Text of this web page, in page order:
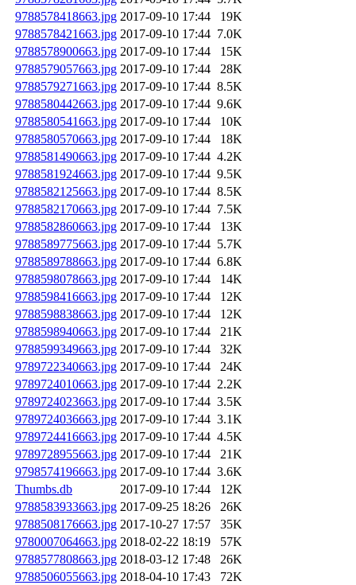
9788578418663.jpg 2017-09-10 17:44
19K
9788578421663.jpg 2017-09-10 17:44 7.0K
9788578900663.jpg 2017-09-10 17:44
15K
9788579057663.jpg 2017-09-10 17:44
28K
9788579271663.jpg 2017-09-10 17:44 8.5K
9788580442663.jpg 2017-09-10 17:44 9.6K
9788580541663.jpg 2017-09-10 17:44
10K
9788580570663.jpg 2017-09-10 17:44
18K
9788581490663.jpg 2017-09-10 17:44 4.2K
9788581924663.jpg 2017-09-10 17:44 9.5K
9788582125663.jpg 2017-09-10 17:44 8.5K
9788582170663.jpg 2017-09-10 17:44 7.5K
9788582860663.jpg 2017-09-10 17:44
13K
9788589775663.jpg 2017-09-10 17:44 5.7K
9788589788663.jpg 2017-09-10 17:44 6.8K
9788598078663.jpg 2017-09-10 17:44
14K
9788598416663.jpg 2017-09-10 17:44
12K
9788598838663.jpg 2017-09-10 17:44
12K
9788598940663.jpg 2017-09-10 17:44
21K
9788599349663.jpg 2017-09-10 17:44
32K
9789722340663.jpg 2017-09-10 17:44
24K
9789724010663.jpg 2017-09-10 17:44 2.2K
9789724023663.jpg 2017-09-10 17:44 3.5K
9789724036663.jpg 2017-09-10 17:44 3.1K
9789724416663.jpg 2017-09-10 17:44 4.5K
9789728955663.jpg 2017-09-10 17:44
21K
9798574196663.jpg 2017-09-10 17:44 3.6K
Thumbs.db
2017-09-10 17:44
12K
9788583933663.jpg 2017-09-25 18:26
26K
9788508176663.jpg 2017-10-27 17:57
35K
9780007064663.jpg 2018-02-22 18:19
57K
9788577808663.jpg 2018-03-12 17:48
26K
9788506055663.jpg 2018-04-10 17:43
72K